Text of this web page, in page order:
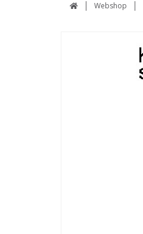
Webshop